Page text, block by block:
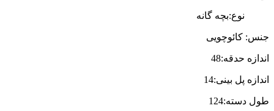
نوع:بچه گانه
جنس: کائوچویی
اندازه حدقه:48
اندازه پل بینی:14
طول دسته:124